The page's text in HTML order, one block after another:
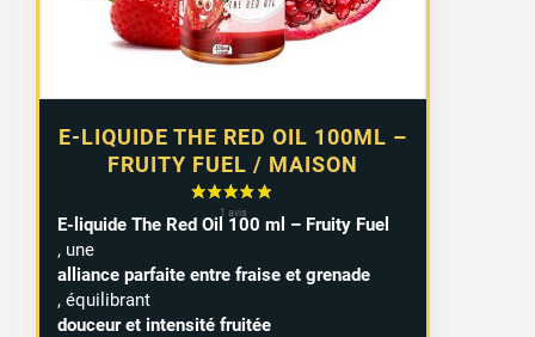
E-LIQUIDE THE RED OIL 100ML –
FRUITY FUEL / MAISON
E-liquide The Red Oil 100 ml – Fruity Fuel
, une
alliance parfaite entre fraise et grenade
, équilibrant
douceur et intensité fruitée